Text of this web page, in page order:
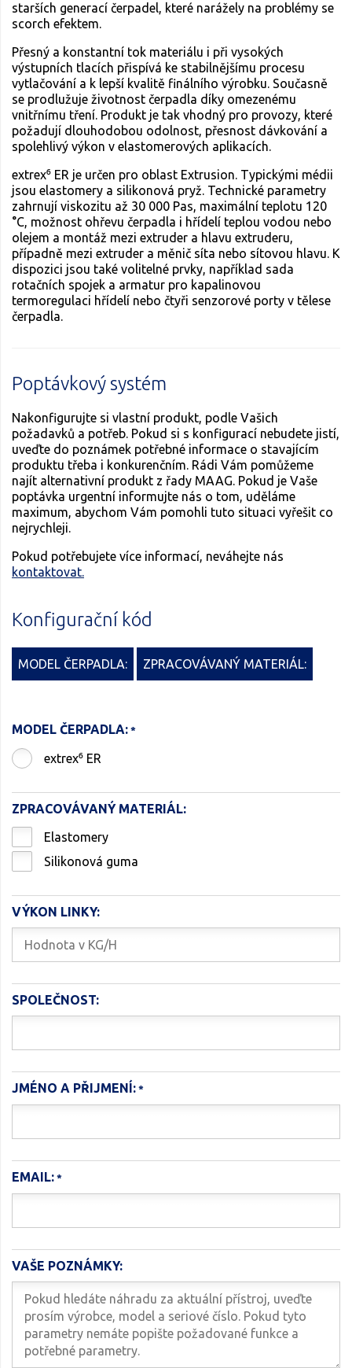
starších generací čerpadel, které narážely na problémy se
scorch efektem.
Přesný a konstantní tok materiálu i při vysokých
výstupních tlacích přispívá ke stabilnějšímu procesu
vytlačování a k lepší kvalitě finálního výrobku. Současně
se prodlužuje životnost čerpadla díky omezenému
vnitřnímu tření. Produkt je tak vhodný pro provozy, které
požadují dlouhodobou odolnost, přesnost dávkování a
spolehlivý výkon v elastomerových aplikacích.
extrex⁶ ER je určen pro oblast Extrusion. Typickými médii
jsou elastomery a silikonová pryž. Technické parametry
zahrnují viskozitu až 30 000 Pas, maximální teplotu 120
°C, možnost ohřevu čerpadla i hřídelí teplou vodou nebo
olejem a montáž mezi extruder a hlavu extruderu,
případně mezi extruder a měnič síta nebo sítovou hlavu. K
dispozici jsou také volitelné prvky, například sada
rotačních spojek a armatur pro kapalinovou
termoregulaci hřídelí nebo čtyři senzorové porty v tělese
čerpadla.
Poptávkový systém
Nakonfigurujte si vlastní produkt, podle Vašich
požadavků a potřeb. Pokud si s konfigurací nebudete jistí,
uveďte do poznámek potřebné informace o stavajícím
produktu třeba i konkurenčním. Rádi Vám pomůžeme
najít alternativní produkt z řady MAAG. Pokud je Vaše
poptávka urgentní informujte nás o tom, uděláme
maximum, abychom Vám pomohli tuto situaci vyřešit co
nejrychleji.
Pokud potřebujete více informací, neváhejte nás
kontaktovat.
Konfigurační kód
MODEL ČERPADLA: ZPRACOVÁVANÝ MATERIÁL:
MODEL ČERPADLA:
extrex⁶ ER
ZPRACOVÁVANÝ MATERIÁL:
Elastomery
Silikonová guma
VÝKON LINKY:
SPOLEČNOST:
JMÉNO A PŘIJMENÍ:
EMAIL:
VAŠE POZNÁMKY: